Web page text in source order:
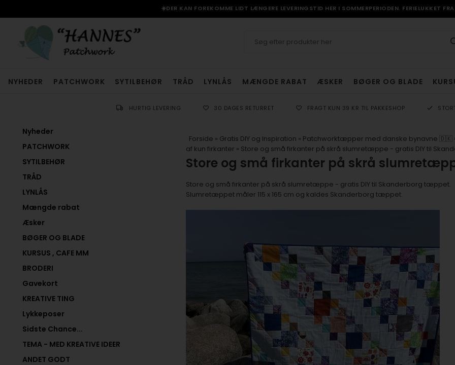
☀️DER KAN FOREKOMME LIDT LÆNGERE LEVERINGSTID HER I SOMMERPERIODEN. FERIELUKKET
NYHEDER PATCHWORK SYTILBEHØR TRÅD LYNLÅS MÆNGDE RABAT ÆSKER BØGER OG BLADE
HURTIG LEVERING 30 DAGES RETURRET FRAGT KUN 39 KR TIL PAKKESHOP
Nyheder
PATCHWORK
SYTILBEHØR
TRÅD
LYNLÅS
Mængde rabat
Æsker
BØGER OG BLADE
KURSUS , CAFE MM
BRODERI
Gavekort
KREATIVE TING
Lykkeposer
Sidste Chance...
TEMA - MED KREATIVE IDEER
ANDET GODT
Forside » Gratis DIY og Inspiration » Patchworktæpper med danske bynavne 🇩🇰
af kun firkanter » Store og små firkanter på skrå slumretæppe - gratis DIY til
Store og små firkanter på skrå
Store og små firkanter på skrå slumretæppe - gratis DIY til Skanderborg tæppet.
Slumretæppet måler 115 x 165 cm og kaldes Skanderborg tæppet.